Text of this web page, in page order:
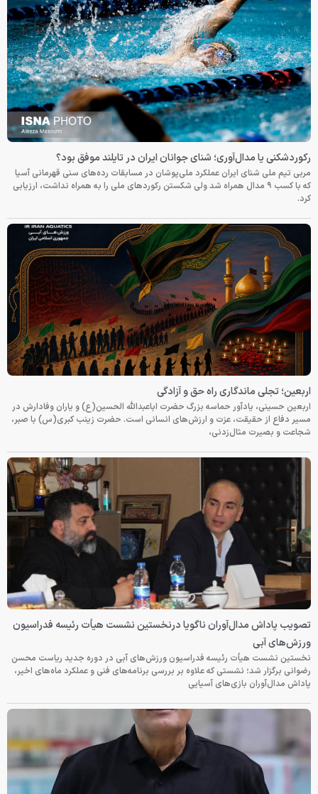
رکوردشکنی یا مدال‌آوری؛ شنای جوانان ایران در تایلند موفق بود؟
مربی تیم ملی شنای ایران عملکرد ملی‌پوشان در مسابقات رده‌های سنی قهرمانی آسیا
که با کسب ۹ مدال همراه شد ولی شکستن رکوردهای ملی را به همراه نداشت، ارزیابی
کرد.
اربعین؛ تجلی ماندگاری راه حق و آزادگی
اربعین حسینی، یادآور حماسه بزرگ حضرت اباعبدالله الحسین(ع) و یاران وفادارش در
مسیر دفاع از حقیقت، عزت و ارزش‌های انسانی است. حضرت زینب کبری(س) با صبر،
شجاعت و بصیرت مثال‌زدنی،
تصویب پاداش مدال‌آوران ناگویا درنخستین نشست هیأت رئیسه فدراسیون
ورزش‌های آبی
نخستین نشست هیأت رئیسه فدراسیون ورزش‌های آبی در دوره جدید ریاست محسن
رضوانی برگزار شد؛ نشستی که علاوه بر بررسی برنامه‌های فنی و عملکرد ماه‌های اخیر،
پاداش مدال‌آوران بازی‌های آسیایی